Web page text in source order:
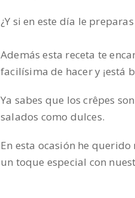
¿Y si en este día le
Además esta receta te
facilísima de hacer y ¡está
Ya sabes que los crêpes
salados como dulces.
En esta ocasión he
un toque especial con